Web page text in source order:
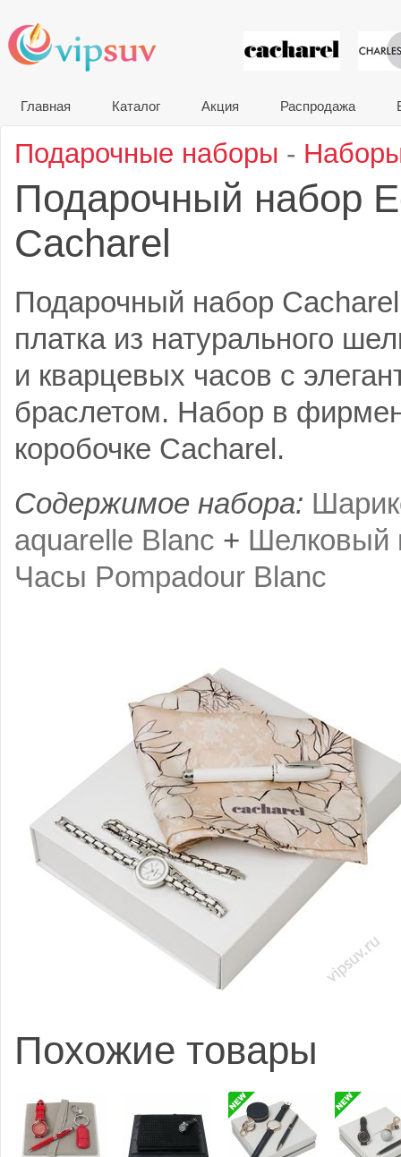
VIP
Главная Каталог Акция Распродажа
Подарочные наборы -
Подарочный набор
Cacharel
Подарочный набор
платка из натурального
и кварцевых часов с
браслетом. Набор в
коробочке Cacharel.
Содержимое набора:
aquarelle Blanc + Шелковый
Часы Pompadour Blanc
Похожие товары